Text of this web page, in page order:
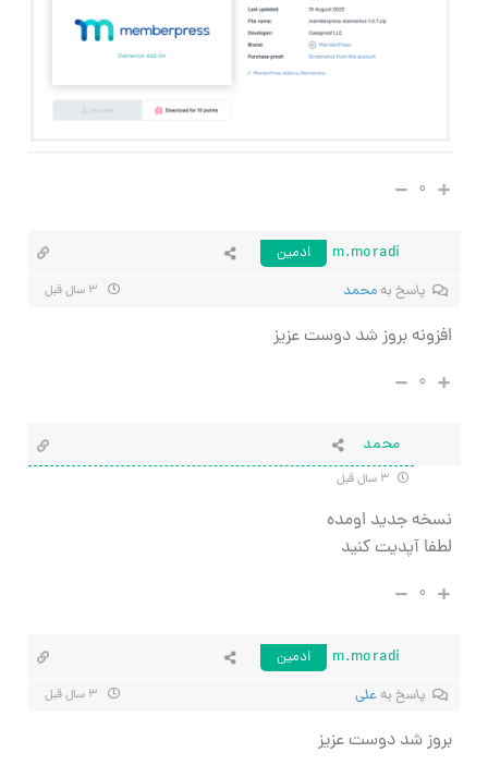
۰
m.moradi
ادمین
پاسخ بهمحمد
افزونه بروز شد دوست عزیز
۰
محمد
نسخه جدید اومده
لطفا آپدیت کنید
۰
m.moradi
ادمین
پاسخ بهعلی
بروز شد دوست عزیز